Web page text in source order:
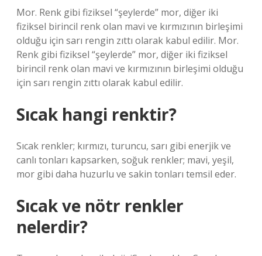
Mor. Renk gibi fiziksel “şeylerde” mor, diğer iki
fiziksel birincil renk olan mavi ve kırmızının birleşimi
olduğu için sarı rengin zıttı olarak kabul edilir. Mor.
Renk gibi fiziksel “şeylerde” mor, diğer iki fiziksel
birincil renk olan mavi ve kırmızının birleşimi olduğu
için sarı rengin zıttı olarak kabul edilir.
Sıcak hangi renktir?
Sıcak renkler; kırmızı, turuncu, sarı gibi enerjik ve
canlı tonları kapsarken, soğuk renkler; mavi, yeşil,
mor gibi daha huzurlu ve sakin tonları temsil eder.
Sıcak ve nötr renkler
nelerdir?